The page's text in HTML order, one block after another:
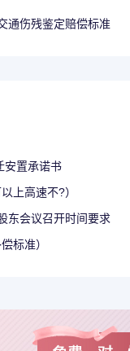
通伤残鉴定赔偿标准
安置承诺书
上高速不?）
东会议召开时间要求
标准）